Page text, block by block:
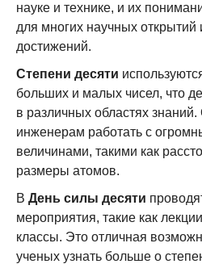
науке и технике, и их
для многих научных открытий
достижений.
Степени десяти
больших и малых чисел, что
в различных областях
инженерам работать с
величинами, такими как
размеры атомов.
В День силы десяти
мероприятия, такие как
классы. Это отличная
ученых узнать больше о